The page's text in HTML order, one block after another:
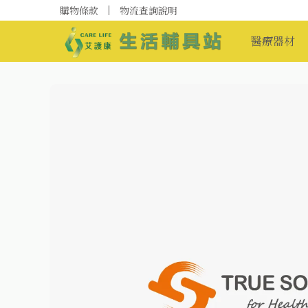
購物條款 物流查詢說明
醫療器材